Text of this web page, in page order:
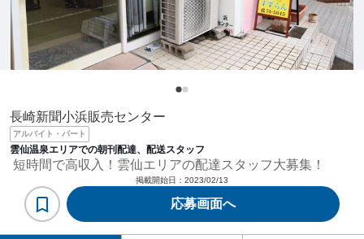
長崎新聞小浜販売センター
アルバイト・パート
雲仙温泉エリアでの朝刊配達、配送スタッフ
短時間で高収入！雲仙エリアの配達スタッフ大募集！
掲載開始日： 2023/02/13
応募画面へ